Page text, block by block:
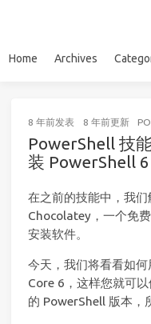
Home Archives
8 年前发表 8 年前更新
PowerShell 技
装 PowerShell 6
在之前的技能中，我
Chocolatey，一个免
安装软件。
今天，我们将看看如
Core 6，这样您就可
的 PowerShell 版本，